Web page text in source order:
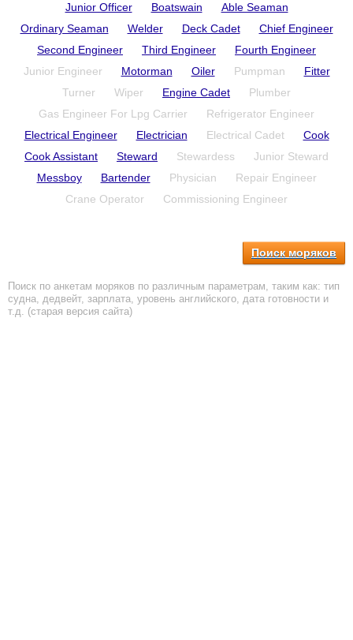
Junior Officer
Boatswain
Able Seaman
Ordinary Seaman
Welder Deck Cadet
Chief Engineer
Second Engineer
Third Engineer
Fourth Engineer
Junior Engineer
Motorman Oiler Pumpman
Fitter
Turner
Wiper Engine Cadet
Plumber
Gas Engineer For Lpg Carrier
Refrigerator Engineer
Electrical Engineer
Electrician Electrical Cadet
Cook
Cook Assistant
Steward Stewardess
Junior Steward
Messboy
Bartender Physician
Repair Engineer
Crane Operator
Commissioning Engineer
Поиск моряков
Поиск по анкетам моряков по различным параметрам, таким как: тип
судна, дедвейт, зарплата, уровень английского, дата готовности и
т.д. (старая версия сайта)